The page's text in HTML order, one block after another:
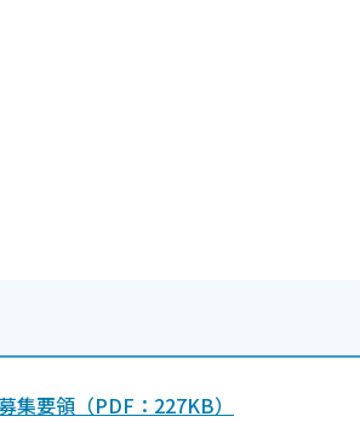
集要領（PDF：227KB）